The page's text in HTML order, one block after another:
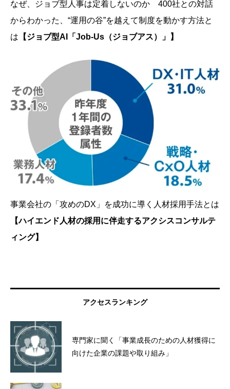
なぜ、ジョブ型人事は定着しないのか 400社との対話
からわかった、“運用の谷”を越えて制度を動かす方法と
は 【ジョブ型AI「Job-Us（ジョブアス）」】
事業会社の「攻めのDX」を成功に導く人材採用手法とは
【ハイエンド人材の採用に伴走するアクシスコンサルテ
ィング】
アクセスランキング
専門家に聞く「事業成長のための人材獲得に
向けた企業の課題や取り組み」